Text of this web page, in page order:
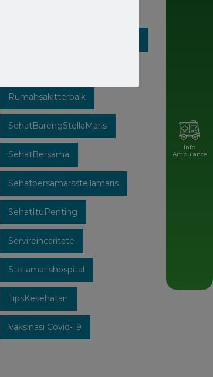
Rumahsakitstellamarismakassar
Rumahsakitterbaik
SehatBarengStellaMaris
SehatBersama
Sehatbersamarsstellamaris
SehatItuPenting
Servireincaritate
Stellamarishospital
TipsKesehatan
Vaksinasi Covid-19
Info
Ambulance